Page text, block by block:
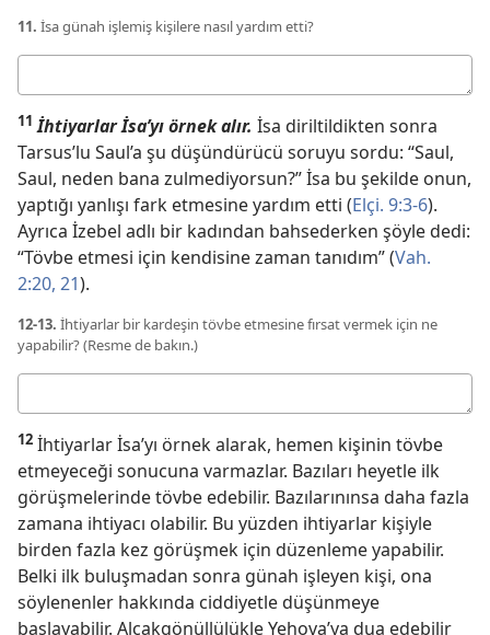
11. İsa günah işlemiş kişilere nasıl yardım etti?
11 İhtiyarlar İsa’yı örnek alır. İsa diriltildikten sonra
Tarsus’lu Saul’a şu düşündürücü soruyu sordu: “Saul,
Saul, neden bana zulmediyorsun?” İsa bu şekilde onun,
yaptığı yanlışı fark etmesine yardım etti (Elçi. 9:3-6).
Ayrıca İzebel adlı bir kadından bahsederken şöyle dedi:
“Tövbe etmesi için kendisine zaman tanıdım” (Vah.
2:20, 21).
12-13. İhtiyarlar bir kardeşin tövbe etmesine fırsat vermek için ne
yapabilir? (Resme de bakın.)
12 İhtiyarlar İsa’yı örnek alarak, hemen kişinin tövbe
etmeyeceği sonucuna varmazlar. Bazıları heyetle ilk
görüşmelerinde tövbe edebilir. Bazılarınınsa daha fazla
zamana ihtiyacı olabilir. Bu yüzden ihtiyarlar kişiyle
birden fazla kez görüşmek için düzenleme yapabilir.
Belki ilk buluşmadan sonra günah işleyen kişi, ona
söylenenler hakkında ciddiyetle düşünmeye
başlayabilir. Alçakgönüllülükle Yehova’ya dua edebilir